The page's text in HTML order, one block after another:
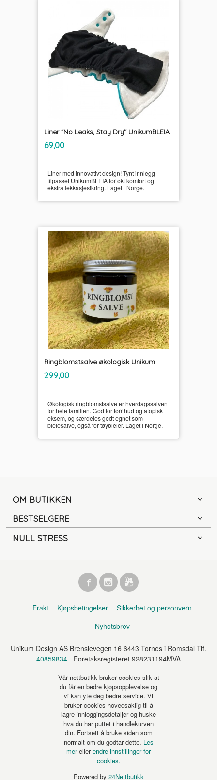
Liner "No Leaks, Stay Dry" UnikumBLEIA
Pris
69,00mva.
Liner med innovativt design! Tynt innlegg
tilpasset UnikumBLEIA for økt komfort og
ekstra lekkasjesikring. Laget i Norge.
Ringblomstsalve økologisk Unikum
Pris
299,00mva.
Økologisk ringblomstsalve er hverdagssalven
for hele familien. God for tørr hud og atopisk
eksem, og særdeles godt egnet som
bleiesalve, også for tøybleier. Laget i Norge.
OM BUTIKKEN
BESTSELGERE
NULL STRESS
Frakt Kjøpsbetingelser
Sikkerhet og personvern
Nyhetsbrev
Unikum Design AS Brenslevegen 16 6443 Tornes i Romsdal Tlf.
40859834 - Foretaksregisteret 928231194MVA
Vår nettbutikk bruker cookies slik at
du får en bedre kjøpsopplevelse og
vi kan yte deg bedre service. Vi
bruker cookies hovedsaklig til å
lagre innloggingsdetaljer og huske
hva du har puttet i handlekurven
din. Fortsett å bruke siden som
normalt om du godtar dette. Les
merellerendre innstillinger for
cookies.
Powered by 24Nettbutikk